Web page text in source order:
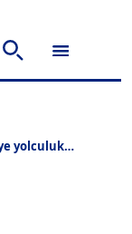
yolculuk…